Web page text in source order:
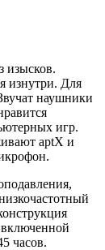
изысков.
изнутри. Для
наушники
игр.
aptX и
часов.